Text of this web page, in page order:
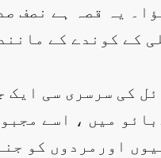
یہ قصہ ہے نصف
کے کوندے کے
کی سرسری سی
میں ، اسے
اورمردوں کو